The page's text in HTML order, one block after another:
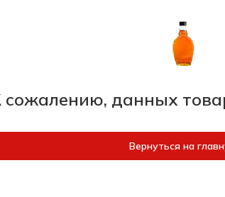
сожалению, данных
Вернуться на